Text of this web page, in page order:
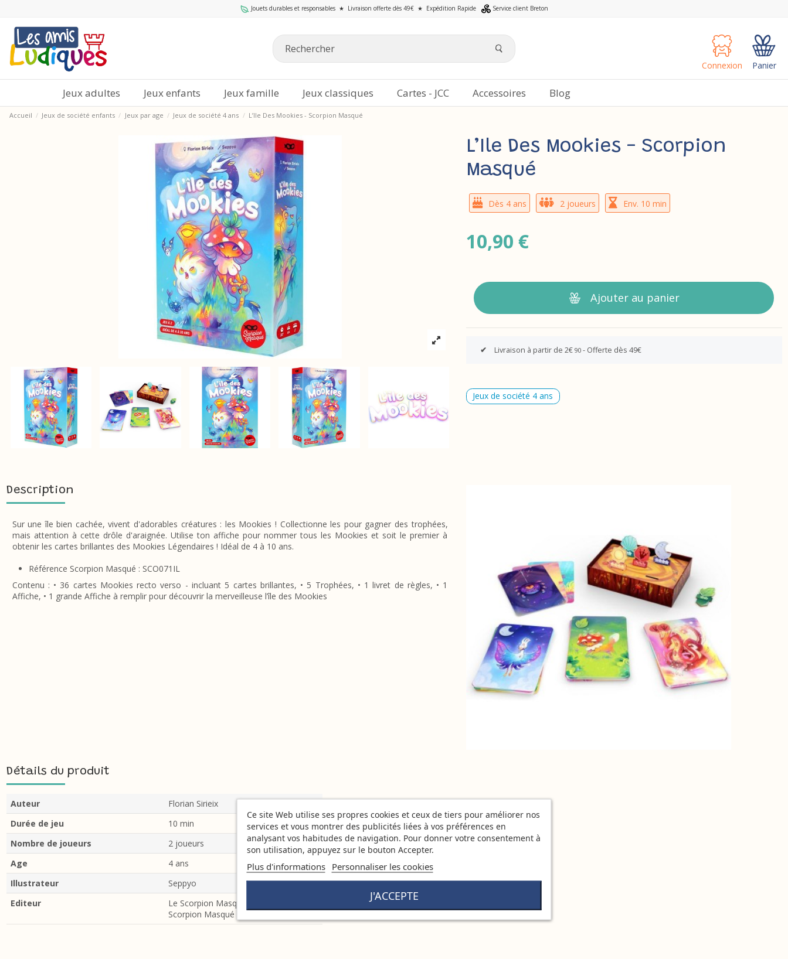
Jouets durables et responsables ★ Livraison offerte dès 49€ ★ Expédition Rapide Service client Breton
Connexion Panier
Jeux adultes Jeux enfants Jeux famille Jeux classiques Cartes - JCC Accessoires Blog
Accueil Jeux de société enfants Jeux par age Jeux de société 4 ans L’Ile Des Mookies - Scorpion Masqué
L’Ile Des Mookies - Scorpion
Masqué
Dès 4 ans 2 joueurs Env. 10 min
10,90 €
Ajouter au panier
✔ Livraison à partir de 2€ 90- Offerte dès 49€
Jeux de société 4 ans
Description
Sur une île bien cachée, vivent d'adorables créatures : les Mookies ! Collectionne les pour gagner des trophées,
mais attention à cette drôle d'araignée. Utilise ton affiche pour nommer tous les Mookies et soit le premier à
obtenir les cartes brillantes des Mookies Légendaires ! Idéal de 4 à 10 ans.
Référence Scorpion Masqué : SCO071IL
Contenu : • 36 cartes Mookies recto verso - incluant 5 cartes brillantes, • 5 Trophées, • 1 livret de règles, • 1
Affiche, • 1 grande Affiche à remplir pour découvrir la merveilleuse l’île des Mookies
Détails du produit
Auteur
Florian Sirieix
Durée de jeu
10 min
Nombre de joueurs
2 joueurs
Age
4 ans
Illustrateur
Seppyo
Editeur
Le Scorpion Masqué
Scorpion Masqué
Ce site Web utilise ses propres cookies et ceux de tiers pour améliorer nos
services et vous montrer des publicités liées à vos préférences en
analysant vos habitudes de navigation. Pour donner votre consentement à
son utilisation, appuyez sur le bouton Accepter.
Plus d'informations Personnaliser les cookies
J'ACCEPTE